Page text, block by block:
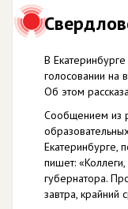
В
голосовании на
Об этом
Сообщением из
Екатеринбурге,
пишет:
губернатора.
завтра,